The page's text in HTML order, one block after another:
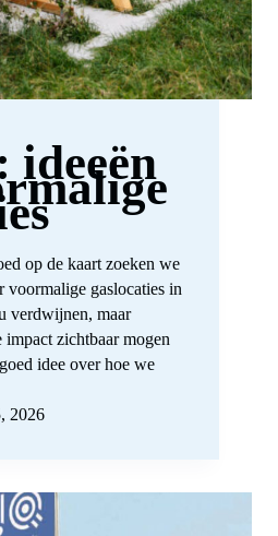
ideeën
op de kaart zoeken we
voormalige gaslocaties in
verdwijnen, maar
impact zichtbaar mogen
idee over hoe we
2026